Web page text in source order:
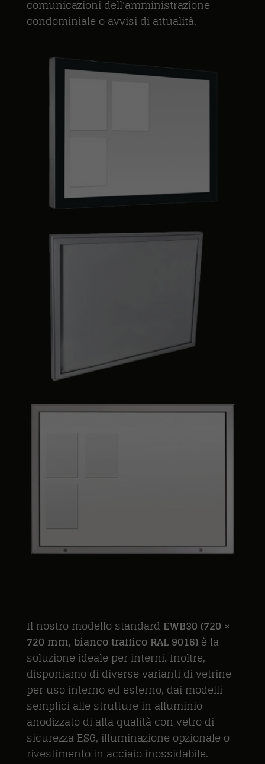
comunicazioni dell'amministrazione
condominiale o avvisi di attualità.
Il nostro modello standard EWB30 (720 ×
720 mm, bianco traffico RAL 9016)è la
soluzione ideale per interni. Inoltre,
disponiamo di diverse varianti di vetrine
per uso interno ed esterno, dai modelli
semplici alle strutture in alluminio
anodizzato di alta qualità con vetro di
sicurezza ESG, illuminazione opzionale o
rivestimento in acciaio inossidabile.